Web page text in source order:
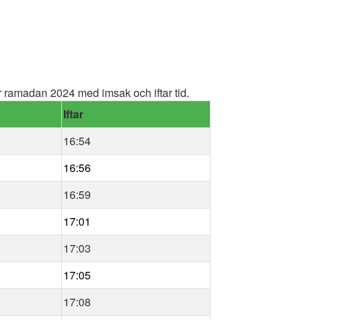
2024 med imsak och iftar tid.
Iftar
16:54
16:56
16:59
17:01
17:03
17:05
17:08